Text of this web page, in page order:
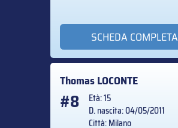
SCHEDA COMPLETA
ThomasLOCONTE
#8
Età: 15
D. nascita: 04/05/2011
Città: Milano